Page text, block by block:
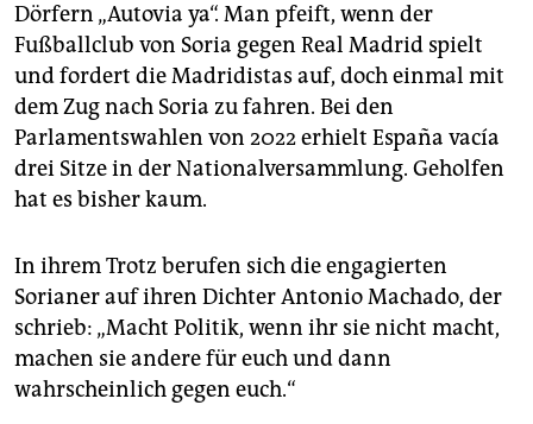
Dörfern „Autovia ya“. Man pfeift, wenn der
Fußballclub von Soria gegen Real Madrid spielt
und fordert die Madridistas auf, doch einmal mit
dem Zug nach Soria zu fahren. Bei den
Parlamentswahlen von 2022 erhielt España vacía
drei Sitze in der Nationalversammlung. Geholfen
hat es bisher kaum.
In ihrem Trotz berufen sich die engagierten
Sorianer auf ihren Dichter Antonio Machado, der
schrieb: „Macht Politik, wenn ihr sie nicht macht,
machen sie andere für euch und dann
wahrscheinlich gegen euch.“